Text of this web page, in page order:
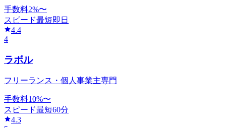
手数料2%〜
スピード最短即日
4.4
4
ラボル
フリーランス・個人事業主専門
手数料10%〜
スピード最短60分
4.3